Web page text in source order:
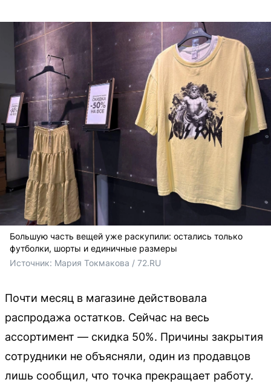
Большую часть вещей уже раскупили: остались только
футболки, шорты и единичные размеры
Источник: Мария Токмакова / 72.RU
Почти месяц в магазине действовала
распродажа остатков. Сейчас на весь
ассортимент — скидка 50%. Причины закрытия
сотрудники не объясняли, один из продавцов
лишь сообщил, что точка прекращает работу.